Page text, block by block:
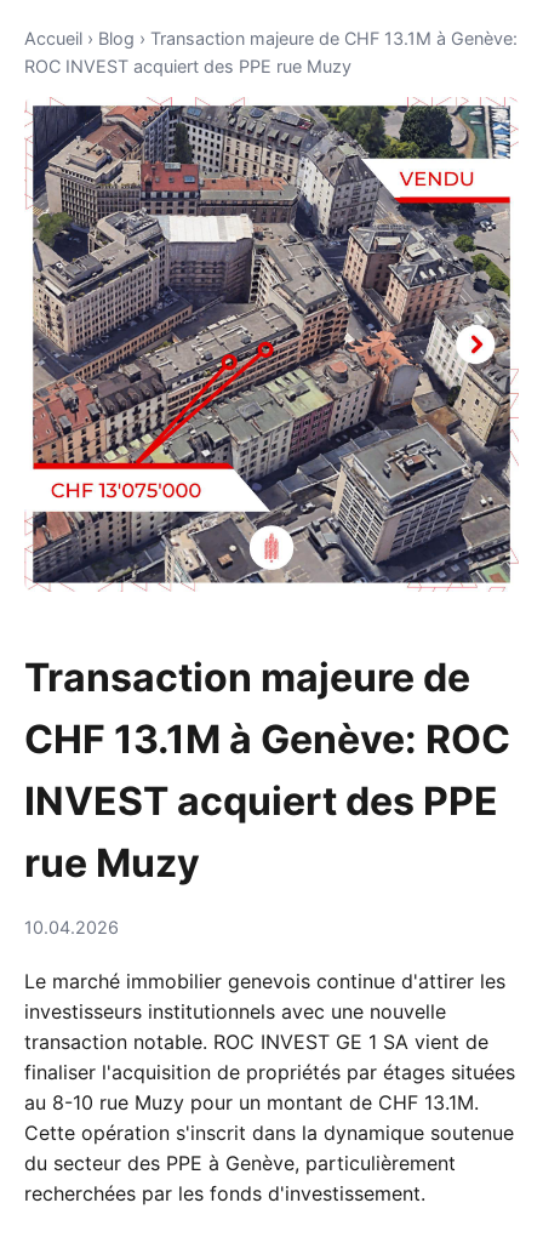
Accueil › Blog › Transaction majeure de CHF 13.1M à Genève:
ROC INVEST acquiert des PPE rue Muzy
Transaction majeure de
CHF 13.1M à Genève: ROC
INVEST acquiert des PPE
rue Muzy
10.04.2026
Le marché immobilier genevois continue d'attirer les
investisseurs institutionnels avec une nouvelle
transaction notable. ROC INVEST GE 1 SA vient de
finaliser l'acquisition de propriétés par étages situées
au 8-10 rue Muzy pour un montant de CHF 13.1M.
Cette opération s'inscrit dans la dynamique soutenue
du secteur des PPE à Genève, particulièrement
recherchées par les fonds d'investissement.